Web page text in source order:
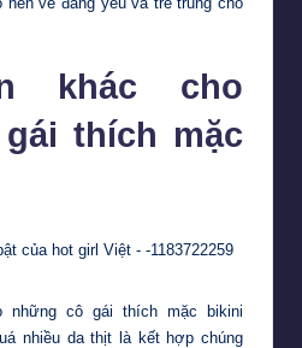
khác cho
thích mặc
những cô gái thích mặc bikini
nhiều da thịt là kết hợp chúng